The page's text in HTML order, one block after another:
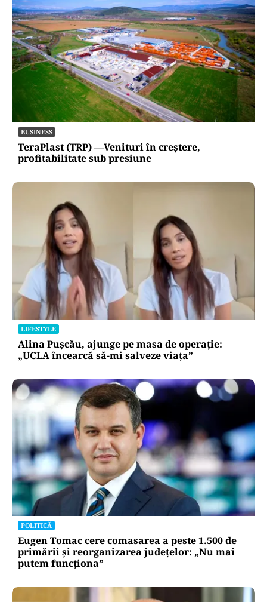
BUSINESS
TeraPlast (TRP) —Venituri în creștere,
profitabilitate sub presiune
LIFESTYLE
Alina Pușcău, ajunge pe masa de operație:
„UCLA încearcă să-mi salveze viața”
POLITICĂ
Eugen Tomac cere comasarea a peste 1.500 de
primării și reorganizarea județelor: „Nu mai
putem funcționa”